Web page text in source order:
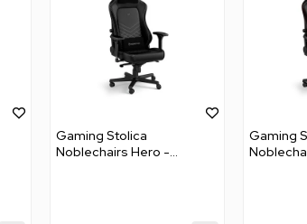
Gaming Stolica
Noblechairs Hero -
Gaming